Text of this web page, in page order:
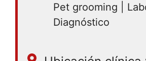
Pet grooming |
Diagnóstico